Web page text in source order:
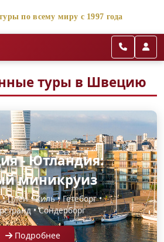
по всему миру с 1997 года
туры в Швецию
- Ютландия:
миникруиз
Плён • Киль • Гётеборг •
• Сондерборг
Подробнее